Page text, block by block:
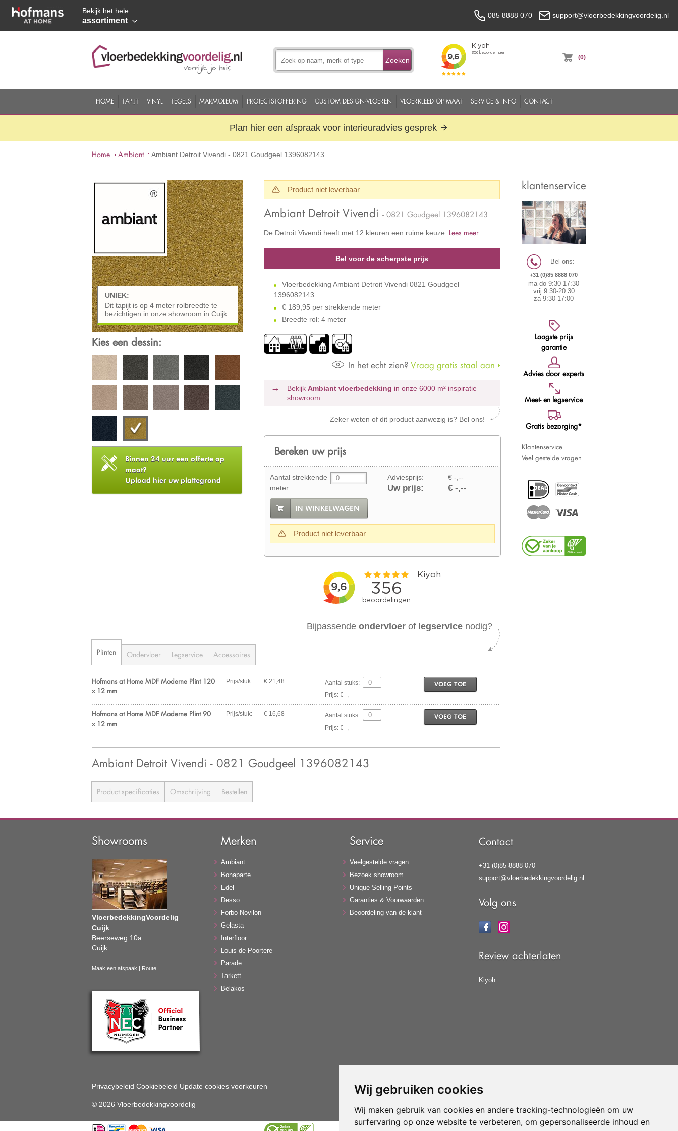
Wij gebruiken cookies
Wij maken gebruik van cookies en andere tracking-technologieën om uw
surfervaring op onze website te verbeteren, om gepersonaliseerde inhoud en
Bekijk het hele
assortiment
085 8888 070 support@vloerbedekkingvoordelig.nl
Zoeken :(0)
HOME TAPIJT VINYL TEGELS MARMOLEUM PROJECTSTOFFERING CUSTOM DESIGN-VLOEREN VLOERKLEED OP MAAT SERVICE & INFO CONTACT
Plan hier een afspraak voor interieuradvies gesprek
Home Ambiant Ambiant Detroit Vivendi - 0821 Goudgeel 1396082143
UNIEK:
Dit tapijt is op 4 meter rolbreedte te
bezichtigen in onze showroom in Cuijk
Kies een dessin:
Binnen 24 uur een offerte op
maat?
Upload hier uw plattegrond
Product niet leverbaar
Ambiant Detroit Vivendi - 0821 Goudgeel 1396082143
De Detroit Vivendi heeft met 12 kleuren een ruime keuze. Lees meer
Bel voor de scherpste prijs
Vloerbedekking Ambiant Detroit Vivendi 0821 Goudgeel
1396082143
€ 189,95 per strekkende meter
Breedte rol: 4 meter
In het echt zien? Vraag gratis staal aan
BekijkAmbiant vloerbedekking in onze 6000 m² inspiratie
showroom
Zeker weten of dit product aanwezig is? Bel ons!
Bereken uw prijs
Aantal strekkende
meter:
Adviesprijs: € -,--
Uw prijs: € -,--
IN WINKELWAGEN
Product niet leverbaar
klantenservice
Bel ons:
+31 (0)85 8888 070
ma-do 9:30-17:30
vrij 9:30-20:30
za 9:30-17:00
Laagste prijs
garantie
Advies door experts
Meet- en legservice
Gratis bezorging*
Klantenservice
Veel gestelde vragen
Bijpassendeondervloer of legservice nodig?
Plinten Ondervloer Legservice Accessoires
Hofmans at Home MDF Moderne Plint 120
x 12 mm
Prijs/stuk: € 21,48
Aantal stuks:
Prijs: € -,--
VOEG TOE
Hofmans at Home MDF Moderne Plint 90
x 12 mm
Prijs/stuk: € 16,68
Aantal stuks:
Prijs: € -,--
VOEG TOE
Ambiant Detroit Vivendi - 0821 Goudgeel 1396082143
Product specificaties Omschrijving Bestellen
Showrooms
VloerbedekkingVoordelig
Cuijk
Beerseweg 10a
Cuijk
Maak een afspaak | Route
Merken
Ambiant
Bonaparte
Edel
Desso
Forbo Novilon
Gelasta
Interfloor
Louis de Poortere
Parade
Tarkett
Belakos
Service
Veelgestelde vragen
Bezoek showroom
Unique Selling Points
Garanties & Voorwaarden
Beoordeling van de klant
Contact
+31 (0)85 8888 070
support@vloerbedekkingvoordelig.nl
Volg ons
Review achterlaten
Kiyoh
Privacybeleid Cookiebeleid Update cookies voorkeuren
© 2026 Vloerbedekkingvoordelig
Gebruik van deze site betekent dat u dealgemene voorwaarden